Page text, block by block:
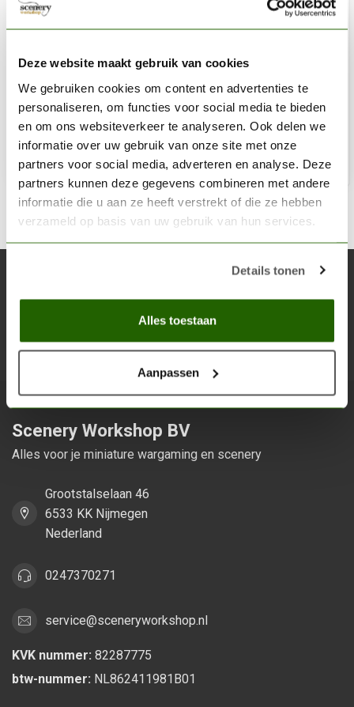
Deze website maakt gebruik van cookies
We gebruiken cookies om content en advertenties te
personaliseren, om functies voor social media te bieden
en om ons websiteverkeer te analyseren. Ook delen we
informatie over uw gebruik van onze site met onze
partners voor social media, adverteren en analyse. Deze
partners kunnen deze gegevens combineren met andere
informatie die u aan ze heeft verstrekt of die ze hebben
verzameld op basis van uw gebruik van hun services.
Details tonen
Alles toestaan
Aanpassen
Detail Brush - BR7005
€7,49
Niet op voorraad
Blijf op de hoogte over onze laatste acties
Scenery Workshop BV
Alles voor je miniature wargaming en scenery
Grootstalselaan 46
6533 KK Nijmegen
Nederland
0247370271
service@sceneryworkshop.nl
KVK nummer: 82287775
btw-nummer: NL862411981B01